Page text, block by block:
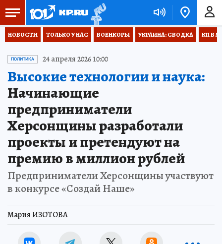
НОВОСТИ ТОЛЬКО У НАС ВОЕНКОРЫ УКРАИНА: СВОДКА КП В
ПОЛИТИКА 24 апреля 2026 10:00
Высокие технологии и наука:
Начинающие
предприниматели
Херсонщины разработали
проекты и претендуют на
премию в миллион рублей
Предприниматели Херсонщины участвуют
в конкурсе «Создай Наше»
Мария ИЗОТОВА